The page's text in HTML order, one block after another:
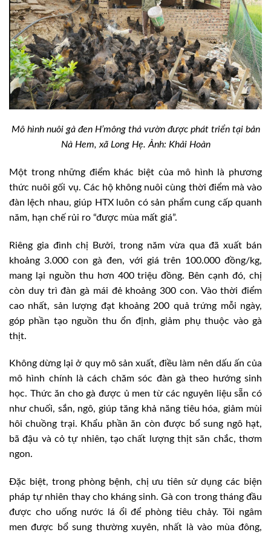
Mô hình nuôi gà đen H’mông thả vườn được phát triển tại bản
Nà Hem, xã Long Hẹ. Ảnh: Khải Hoàn
Một trong những điểm khác biệt của mô hình là phương
thức nuôi gối vụ. Các hộ không nuôi cùng thời điểm mà vào
đàn lệch nhau, giúp HTX luôn có sản phẩm cung cấp quanh
năm, hạn chế rủi ro “được mùa mất giá”.
Riêng gia đình chị Bưởi, trong năm vừa qua đã xuất bán
khoảng 3.000 con gà đen, với giá trên 100.000 đồng/kg,
mang lại nguồn thu hơn 400 triệu đồng. Bên cạnh đó, chị
còn duy trì đàn gà mái đẻ khoảng 300 con. Vào thời điểm
cao nhất, sản lượng đạt khoảng 200 quả trứng mỗi ngày,
góp phần tạo nguồn thu ổn định, giảm phụ thuộc vào gà
thịt.
Không dừng lại ở quy mô sản xuất, điều làm nên dấu ấn của
mô hình chính là cách chăm sóc đàn gà theo hướng sinh
học. Thức ăn cho gà được ủ men từ các nguyên liệu sẵn có
như chuối, sắn, ngô, giúp tăng khả năng tiêu hóa, giảm mùi
hôi chuồng trại. Khẩu phần ăn còn được bổ sung ngô hạt,
bã đậu và cỏ tự nhiên, tạo chất lượng thịt săn chắc, thơm
ngon.
Đặc biệt, trong phòng bệnh, chị ưu tiên sử dụng các biện
pháp tự nhiên thay cho kháng sinh. Gà con trong tháng đầu
được cho uống nước lá ổi để phòng tiêu chảy. Tỏi ngâm
men được bổ sung thường xuyên, nhất là vào mùa đông,